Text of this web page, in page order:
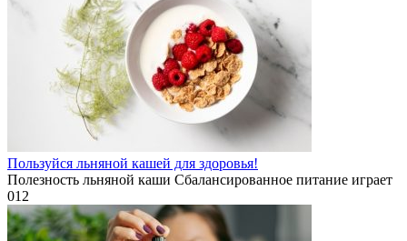
Пользуйся льняной кашей для здоровья!
Полезность льняной каши Сбалансированное питание играет
012